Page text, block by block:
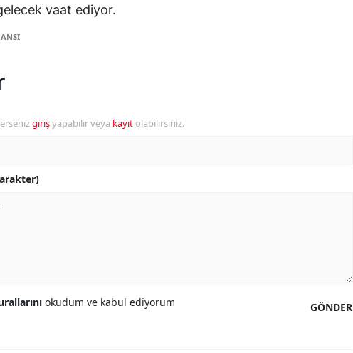
Zonguldak
vaat ediyor.
girişyapabilir veya kayıt olabilirsiniz.
GÖNDER
okudum ve kabul ediyorum